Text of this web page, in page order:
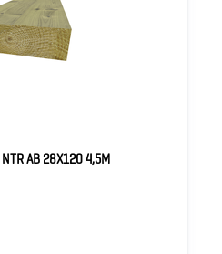
AB 28X120 4,5M